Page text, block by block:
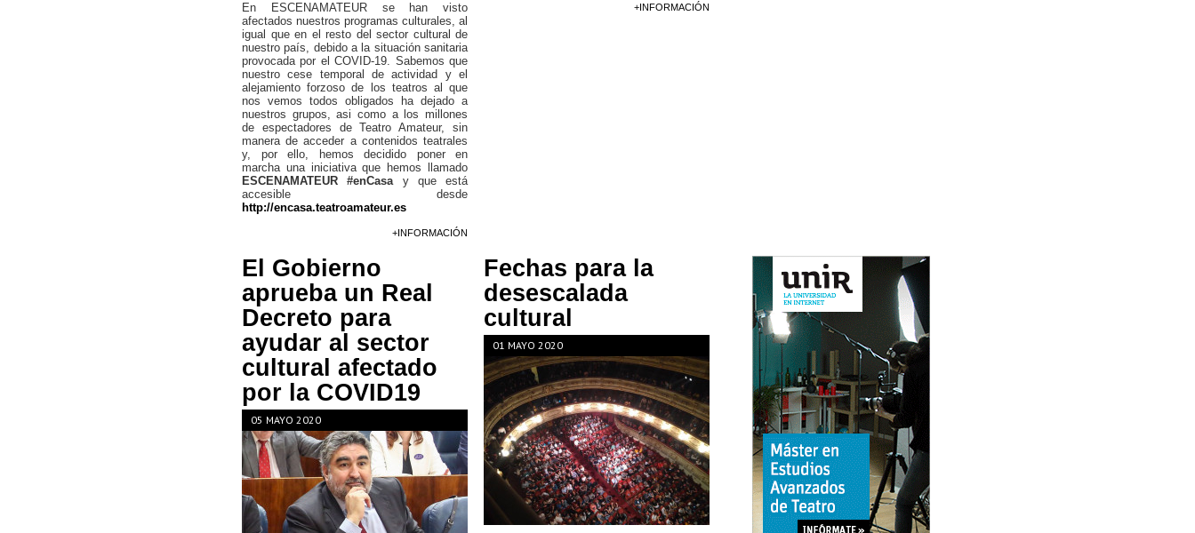
En ESCENAMATEUR se han visto
afectados nuestros programas culturales, al
igual que en el resto del sector cultural de
nuestro país, debido a la situación sanitaria
provocada por el COVID-19. Sabemos que
nuestro cese temporal de actividad y el
alejamiento forzoso de los teatros al que
nos vemos todos obligados ha dejado a
nuestros grupos, asi como a los millones
de espectadores de Teatro Amateur, sin
manera de acceder a contenidos teatrales
y, por ello, hemos decidido poner en
marcha una iniciativa que hemos llamado
ESCENAMATEUR #enCasay que está
accesible desde
http://encasa.teatroamateur.es
+INFORMACIÓN
+INFORMACIÓN
El Gobierno
aprueba un Real
Decreto para
ayudar al sector
cultural afectado
por la COVID19
05 MAYO 2020
Fechas para la
desescalada
cultural
01 MAYO 2020